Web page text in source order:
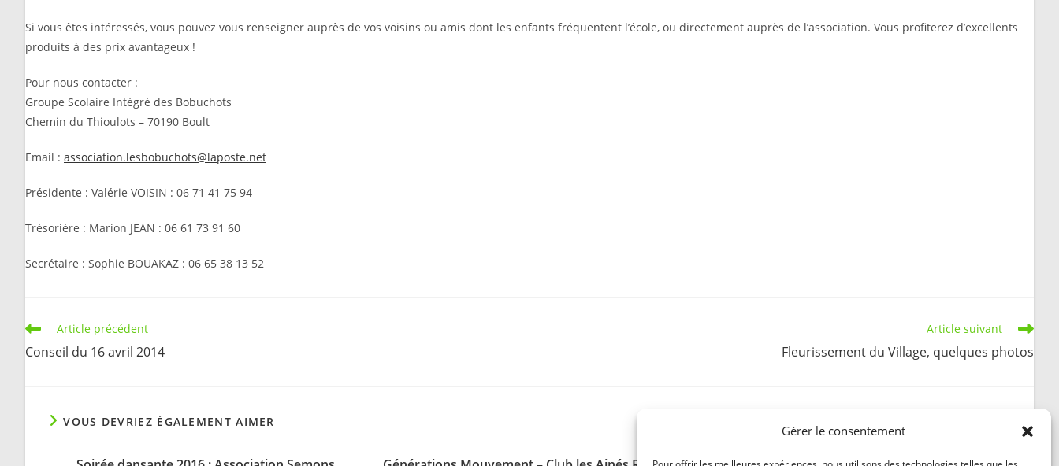
Gérer le consentement
Si vous êtes intéressés, vous pouvez vous renseigner auprès de vos voisins ou amis dont les enfants fréquentent l’école, ou directement auprès de l’association. Vous profiterez d’excellents
produits à des prix avantageux !
Pour nous contacter :
Groupe Scolaire Intégré des Bobuchots
Chemin du Thioulots – 70190 Boult
Email : association.lesbobuchots@laposte.net
Présidente : Valérie VOISIN : 06 71 41 75 94
Trésorière : Marion JEAN : 06 61 73 91 60
Secrétaire : Sophie BOUAKAZ : 06 65 38 13 52
Read
articles
Article précédent
Conseil du 16 avril 2014
Article suivant
Fleurissement du Village, quelques photos
VOUS DEVRIEZ ÉGALEMENT AIMER